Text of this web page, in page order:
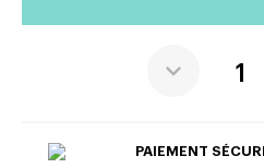
PAIEMENT